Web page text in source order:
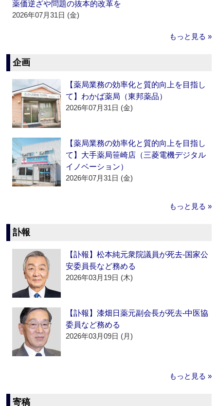
薬価逆ざや問題の抜本的改革を
2026年07月31日 (金)
もっと見る »
企画
【薬局業務の効率化と質的向上を目指し
て】わかば薬局（東邦薬品）
2026年07月31日 (金)
【薬局業務の効率化と質的向上を目指し
て】大手薬局笹崎店（三菱電機デジタル
イノベーション）
2026年07月31日 (金)
もっと見る »
訃報
【訃報】松本純元衆院議員が死去‐国家公
安委員長など務める
2026年03月19日 (木)
【訃報】漆畑日薬元副会長が死去‐中医協
委員など務める
2026年03月09日 (月)
もっと見る »
寄稿